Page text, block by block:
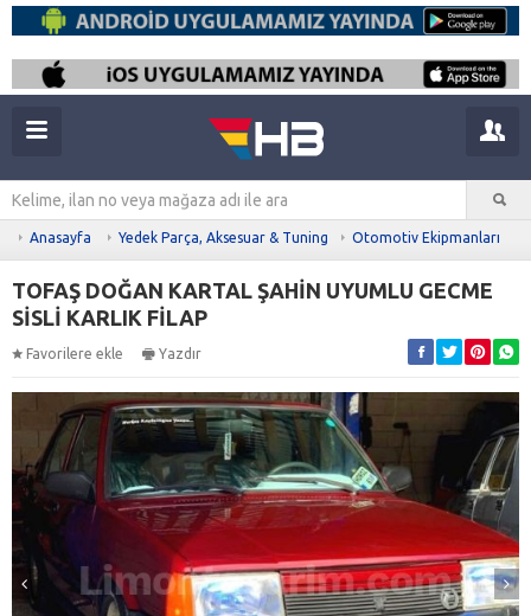
Anasayfa Yedek Parça, Aksesuar & Tuning Otomotiv Ekipmanları
TOFAŞ DOĞAN KARTAL ŞAHİN UYUMLU GECME
SİSLİ KARLIK FİLAP
Favorilere ekle Yazdır